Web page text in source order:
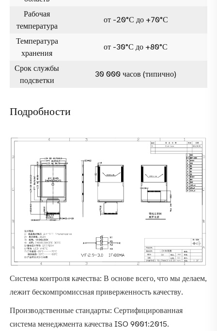
Рабочая
температура
от -20°С до +70°С
Температура
хранения
от -30°С до +80°С
Срок службы
подсветки
30 000 часов (типично)
Подробности
Система контроля качества: В основе всего, что мы делаем,
лежит бескомпромиссная приверженность качеству.
Производственные стандарты: Сертифицированная
система менеджмента качества ISO 9001:2015.